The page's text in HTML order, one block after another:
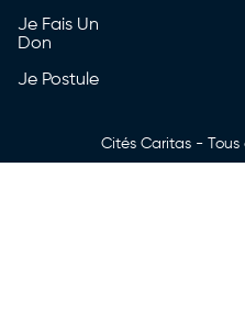
Je Fais Un
Don
Je Postule
Cités Caritas - Tous